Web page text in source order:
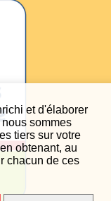
et d'élaborer
sommes
tiers sur votre
obtenant, au
chacun de ces